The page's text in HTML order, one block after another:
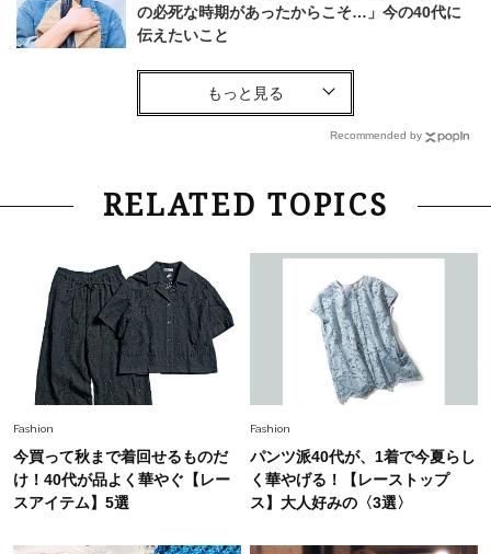
の必死な時期があったからこそ…」今の40代に
伝えたいこと
Fashion
【40代コンサバ派】白Tシャツは「パール×ゴー
ルドアクセ」を合わせるのが正解！〈大野真理子
Lifestyle 2026.7.29
「お若いですね」は褒め言葉？“若い＝美しい”と
ーレス連載22】
Lifestyle 2026.7.29
「人間、役に立たなきゃ生きてちゃいかんか？」
上野千鶴子先生が問い直す“理想の老後”の呪縛
【ジェンダー連載23】
2026.8.6
26年夏の【開運アクション】は”ひと拭き”習
慣！「金運アップ→トイレ、じゃあ底上げ運
Lifestyle
Recommended by
RELATED TOPICS
Fashion
今買って秋まで着回せるものだ
け！40代が品よく華やぐ【レー
スアイテム】5選
Fashion
パンツ派40代が、1着で今夏らし
く華やげる！【レーストップ
ス】大人好みの〈3選〉